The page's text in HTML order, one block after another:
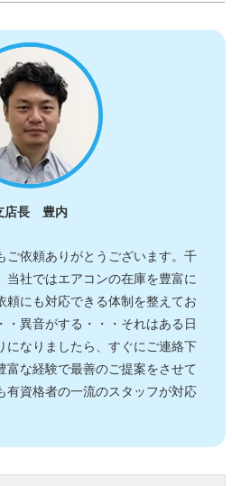
店長 豊内
ご依頼ありがとうございます。千
当社ではエアコンの在庫を豊富に
頼にも対応できる体制を整えてお
・異音がする・・・それはある日
になりましたら、すぐにご連絡下
富な経験で最善のご提案をさせて
有資格者の一流のスタッフが対応